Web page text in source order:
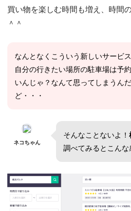
買い物を楽しむ時間も増え、時間
＾＾
なんとなくこういう新しいサービス
自分の行きたい場所の駐車場は予
いんじゃ？なんて思ってしまうん
ど・・・
ネコちゃん
そんなことないよ！
調べてみるとこん